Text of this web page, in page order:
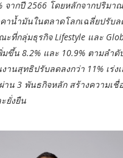
จากปี 2566 โดยหลักจากปริมา
าน้ำมันในตลาดโลกเฉลี่ยปรับล
ที่กลุ่มธุรกิจ Lifestyle และ
มขึ้น 8.2% และ 10.9% ตามลำดั
านสุทธิปรับลดลงกว่า 11% เร่ง
าน 3 พันธกิจหลัก สร้างความเชื่
ยั่งยืน